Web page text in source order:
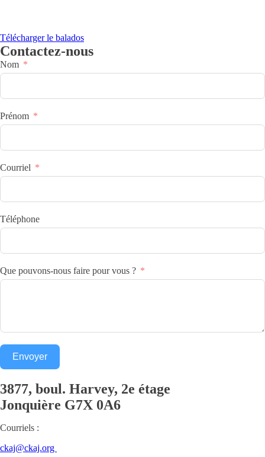
Télécharger le balados
Contactez-nous
Nom
Prénom
Courriel
Téléphone
Que pouvons-nous faire pour vous ?
Envoyer
3877, boul. Harvey, 2e étage
Jonquière G7X 0A6
Courriels :
ckaj@ckaj.org